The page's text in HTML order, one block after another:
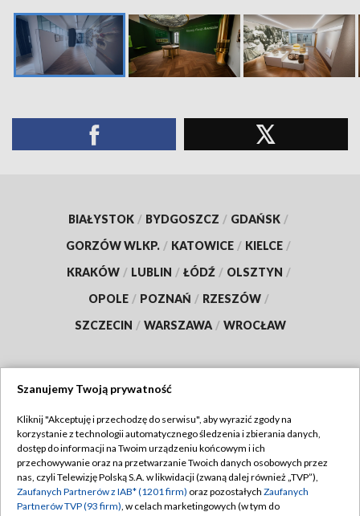
BIAŁYSTOK / BYDGOSZCZ / GDAŃSK /
GORZÓW WLKP. / KATOWICE / KIELCE /
KRAKÓW / LUBLIN / ŁÓDŹ / OLSZTYN /
OPOLE / POZNAŃ / RZESZÓW /
SZCZECIN / WARSZAWA / WROCŁAW
TVP
Abonament TVP
Emisja w TVP
Regulamin TVP
Polityka prywatności
Szanujemy Twoją prywatność
Kliknij "Akceptuję i przechodzę do serwisu", aby wyrazić zgody na
korzystanie z technologii automatycznego śledzenia i zbierania danych,
dostęp do informacji na Twoim urządzeniu końcowym i ich
przechowywanie oraz na przetwarzanie Twoich danych osobowych przez
nas, czyli Telewizję Polską S.A. w likwidacji (zwaną dalej również „TVP”),
Zaufanych Partnerów z IAB* (1201 firm) oraz pozostałych Zaufanych
Partnerów TVP (93 firm), w celach marketingowych (w tym do